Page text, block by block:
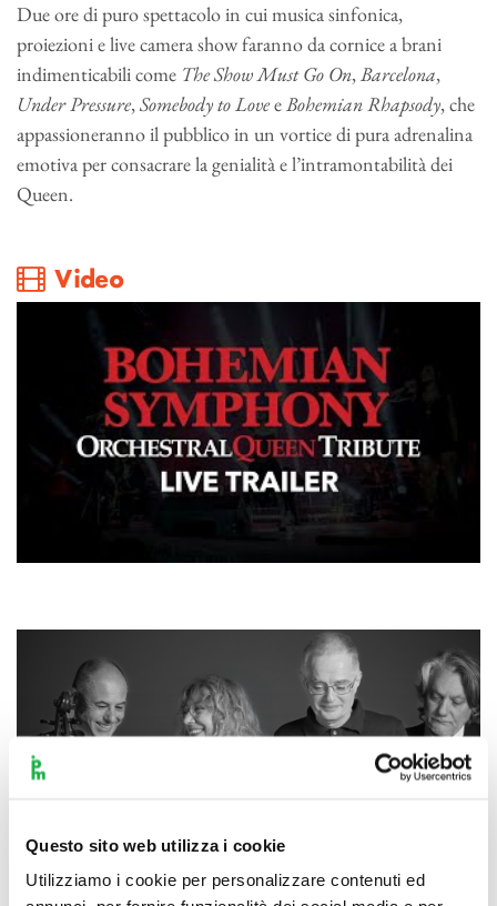
Questo sito web utilizza i cookie
Utilizziamo i cookie per personalizzare contenuti ed
Due ore di puro spettacolo in cui musica sinfonica,
proiezioni e live camera show faranno da cornice a brani
indimenticabili come The Show Must Go On,Barcelona,
Under Pressure,Somebody to LoveeBohemian Rhapsody, che
appassioneranno il pubblico in un vortice di pura adrenalina
emotiva per consacrare la genialità e l’intramontabilità dei
Queen.
Video